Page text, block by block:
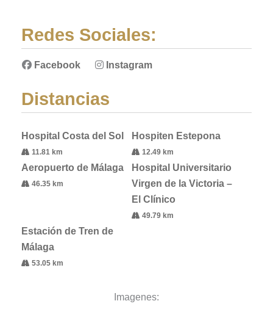
Redes Sociales:
Facebook Instagram
Distancias
Hospital Costa del Sol
11.81 km
Hospiten Estepona
12.49 km
Aeropuerto de Málaga
46.35 km
Hospital Universitario
Virgen de la Victoria –
El Clínico
49.79 km
Estación de Tren de
Málaga
53.05 km
Imagenes: